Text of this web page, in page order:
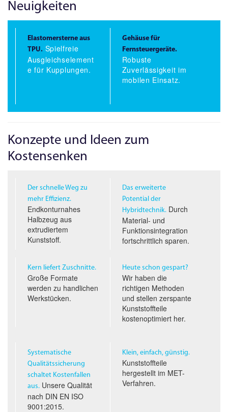
Neuigkeiten
Elastomersterne aus
TPU. Spielfreie
Ausgleichselement
e für Kupplungen.
Gehäuse für
Fernsteuergeräte.
Robuste
Zuverlässigkeit im
mobilen Einsatz.
Konzepte und Ideen zum
Kostensenken
Der schnelle Weg zu
mehr Effizienz.
Endkonturnahes
Halbzeug aus
extrudiertem
Kunststoff.
Das erweiterte
Potential der
Hybridtechnik.Durch
Material- und
Funktionsintegration
fortschrittlich sparen.
Kern liefert Zuschnitte.
Große Formate
werden zu handlichen
Werkstücken.
Heute schon gespart?
Wir haben die
richtigen Methoden
und stellen zerspante
Kunststoffteile
kostenoptimiert her.
Systematische
Qualitäts­sicherung
schaltet Kostenfallen
aus.Unsere Qualität
nach DIN EN ISO
9001:2015.
Klein, einfach, günstig.
Kunststoffteile
hergestellt im MET-
Verfahren.